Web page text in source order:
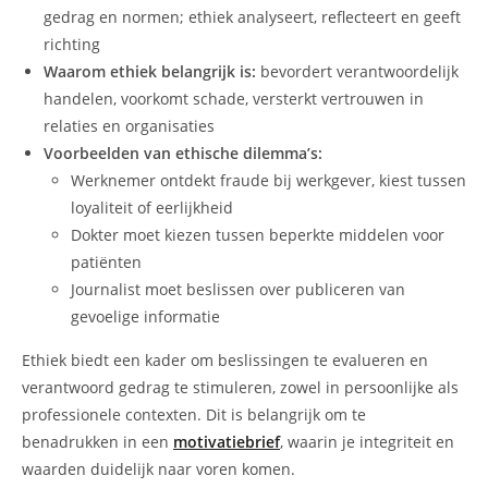
gedrag en normen; ethiek analyseert, reflecteert en geeft
richting
Waarom ethiek belangrijk is: bevordert verantwoordelijk
handelen, voorkomt schade, versterkt vertrouwen in
relaties en organisaties
Voorbeelden van ethische dilemma’s:
Werknemer ontdekt fraude bij werkgever, kiest tussen
loyaliteit of eerlijkheid
Dokter moet kiezen tussen beperkte middelen voor
patiënten
Journalist moet beslissen over publiceren van
gevoelige informatie
Ethiek biedt een kader om beslissingen te evalueren en
verantwoord gedrag te stimuleren, zowel in persoonlijke als
professionele contexten. Dit is belangrijk om te
benadrukken in een motivatiebrief, waarin je integriteit en
waarden duidelijk naar voren komen.